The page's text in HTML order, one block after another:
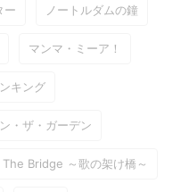
ー ノートルダムの鐘
マンマ・ミーア！
キング
・ザ・ガーデン
The Bridge ～歌の架け橋～